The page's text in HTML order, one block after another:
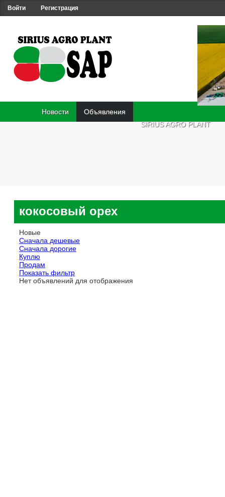
Войти Регистрация
Новости
Объявления
SIRIUS AGRO PLANT
кокосовый орех
Новые
Сначала дешевые
Сначала дорогие
Куплю
Продам
Показать фильтр
Нет объявлений для отображения